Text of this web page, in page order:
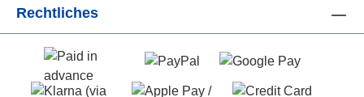
Rechtliches